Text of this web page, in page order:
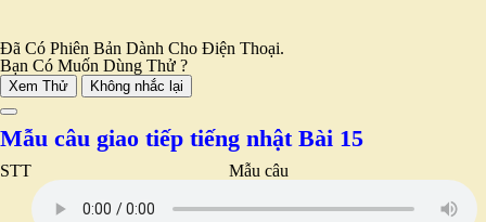
Đã Có Phiên Bản Dành Cho Điện Thoại.
Bạn Có Muốn Dùng Thử ?
Xem Thử Không nhắc lại
Mẫu câu giao tiếp tiếng nhật Bài 15
STT Mẫu câu